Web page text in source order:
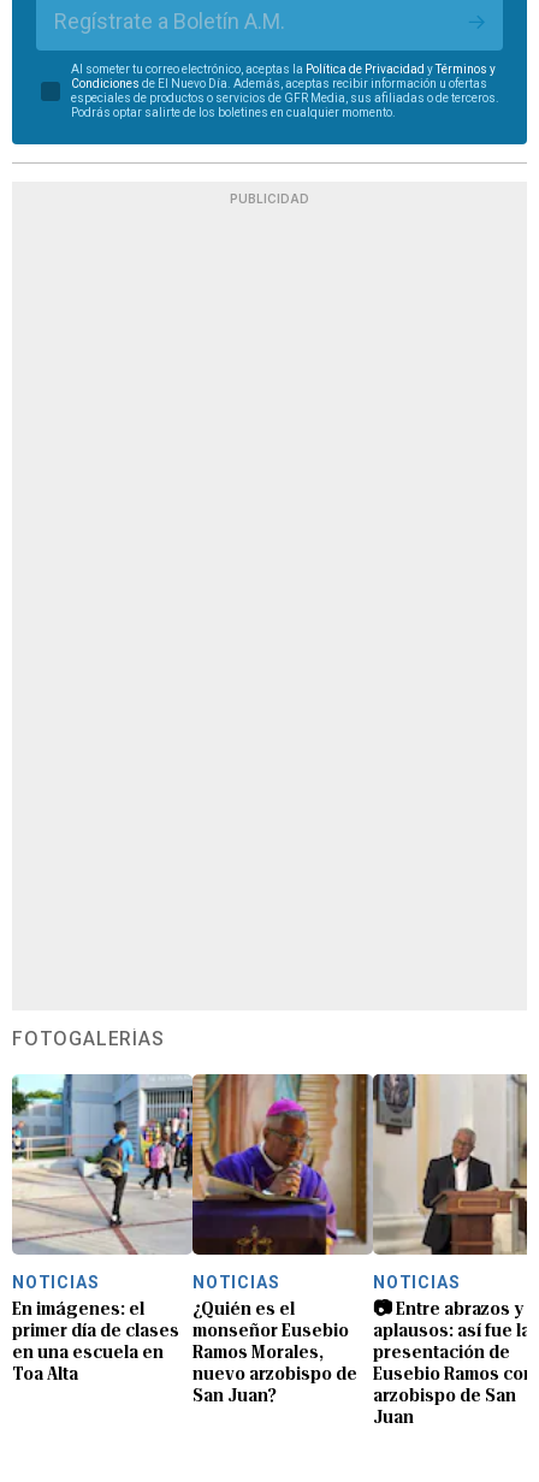
Regístrate a Boletín A.M.
Al someter tu correo electrónico, aceptas la Política de Privacidad yTérminos y
Condiciones de El Nuevo Día. Además, aceptas recibir información u ofertas
especiales de productos o servicios de GFR Media, sus afiliadas o de terceros.
Podrás optar salirte de los boletines en cualquier momento.
PUBLICIDAD
FOTOGALERÍAS
NOTICIAS
En imágenes: el
primer día de clases
en una escuela en
Toa Alta
NOTICIAS
¿Quién es el
monseñor Eusebio
Ramos Morales,
nuevo arzobispo de
San Juan?
NOTICIAS
📷 Entre abrazos y
aplausos: así fue la
presentación de
Eusebio Ramos
arzobispo de San
Juan